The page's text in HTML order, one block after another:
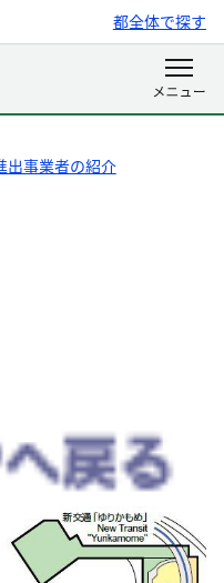
都全体で探す
出事業者の紹介